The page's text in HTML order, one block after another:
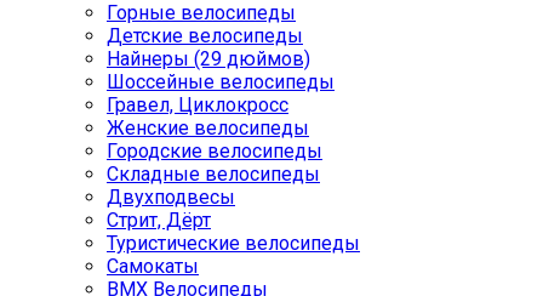
Горные велосипеды
Детские велосипеды
Найнеры (29 дюймов)
Шоссейные велосипеды
Гравел, Циклокросс
Женские велосипеды
Городcкие велосипеды
Складные велосипеды
Двухподвесы
Стрит, Дёрт
Туристические велосипеды
Самокаты
BMX Велосипеды